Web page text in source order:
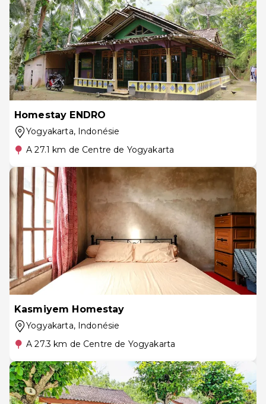
Homestay ENDRO
Yogyakarta, Indonésie
A 27.1 km de Centre de Yogyakarta
Kasmiyem Homestay
Yogyakarta, Indonésie
A 27.3 km de Centre de Yogyakarta